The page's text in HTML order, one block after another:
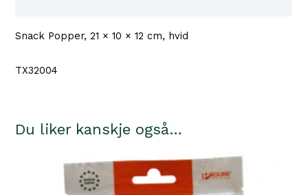
hvid
Snack Popper, 21 × 10 × 12 cm, hvid
TX32004
Du liker kanskje også…